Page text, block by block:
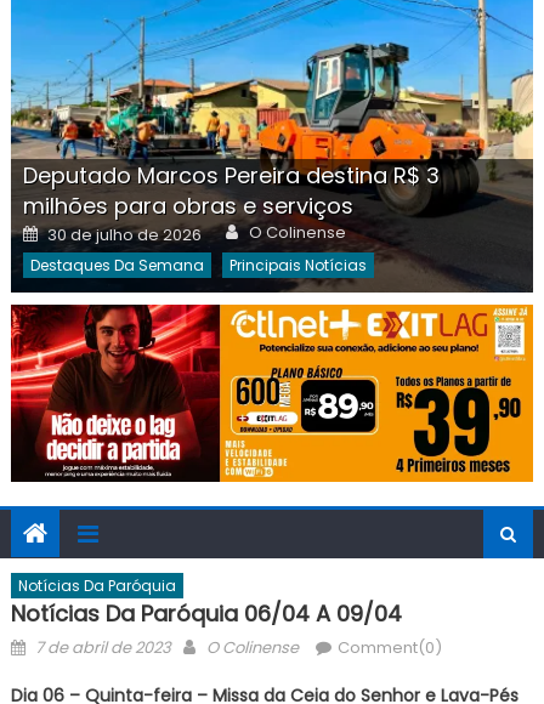
Deputado Marcos Pereira destina R$ 3
milhões para obras e serviços
Posted
on
30 de julho de 2026 Author
O Colinense
Destaques Da Semana Principais Notícias
Notícias Da Paróquia
Notícias Da Paróquia 06/04 A 09/04
Posted
7 de abril de 2023 Author
O Colinense Comment(0)
Dia 06 – Quinta-feira – Missa da Ceia do Senhor e Lava-Pés